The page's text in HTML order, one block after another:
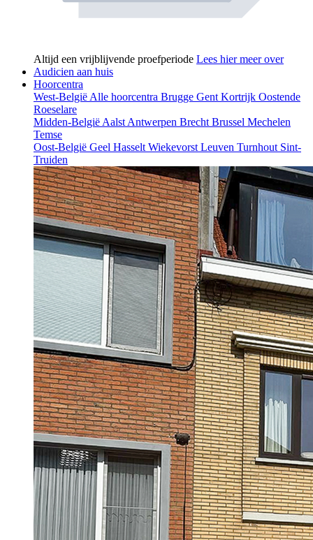
Altijd een vrijblijvende proefperiode Lees hier meer over
Audicien aan huis
Hoorcentra
West-België Alle hoorcentra Brugge Gent Kortrijk Oostende
Roeselare
Midden-België Aalst Antwerpen Brecht Brussel Mechelen
Temse
Oost-België Geel Hasselt Wiekevorst Leuven Turnhout Sint-
Truiden